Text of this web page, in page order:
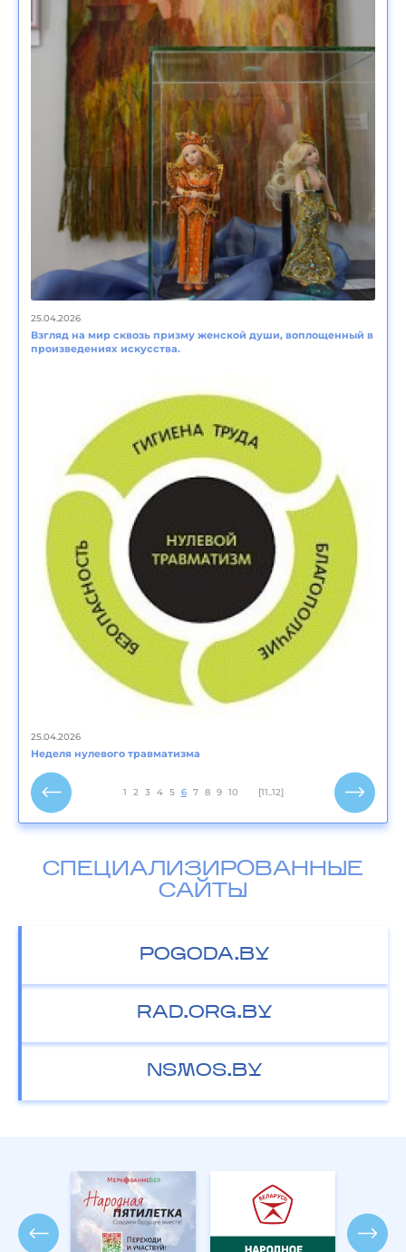
25.04.2026
Взгляд на мир сквозь призму женской души, воплощенный в
произведениях искусства.
25.04.2026
Неделя нулевого травматизма
1 2 3 4 5 6 7 8 9 10 [11..12]
СПЕЦИАЛИЗИРОВАННЫЕ
САЙТЫ
POGODA.BY
RAD.ORG.BY
NSMOS.BY